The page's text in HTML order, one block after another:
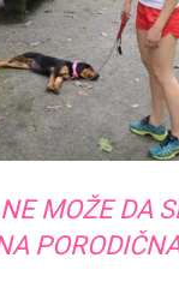
MOŽE DA